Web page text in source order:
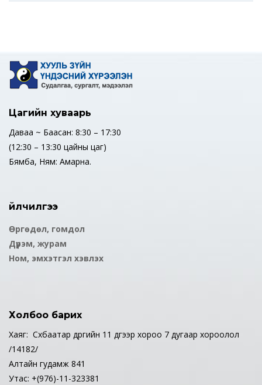
Цагийн хуваарь
Даваа ~ Баасан: 8:30 – 17:30
(12:30 – 13:30 цайны цаг)
Бямба, Ням: Амарна.
Үйлчилгээ
Өргөдөл, гомдол
Дүрэм, журам
Ном, эмхэтгэл хэвлэх
Холбоо барих
Хаяг: Сүхбаатар дүүргийн 11 дүгээр хороо 7 дугаар хороолол
/14182/
Алтайн гудамж 841
Утас: +(976)-11-323381